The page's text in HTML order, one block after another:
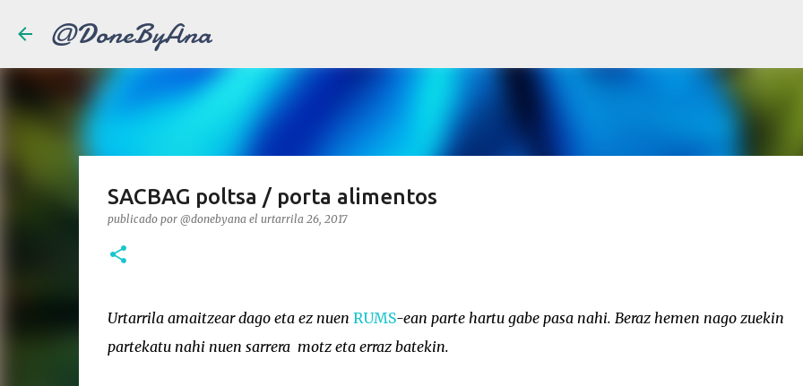
@DoneByAna
SACBAG poltsa / porta alimentos
publicado por @donebyana el urtarrila 26, 2017
Urtarrila amaitzear dago eta ez nuen RUMS-ean parte hartu gabe pasa nahi. Beraz hemen nago zuekin
partekatu nahi nuen sarrera motz eta erraz batekin.